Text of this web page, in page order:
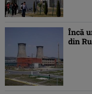
Încă
din